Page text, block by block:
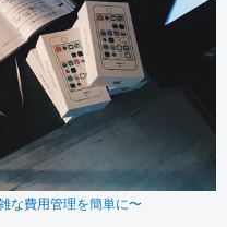
な費用管理を簡単に〜